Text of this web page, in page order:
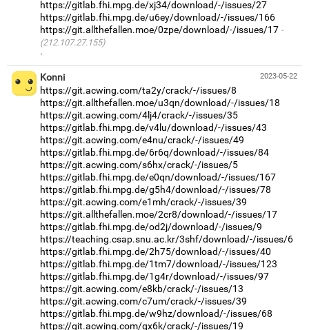
https://gitlab.fhi.mpg.de/xj34/download/-/issues/27
https://gitlab.fhi.mpg.de/u6ey/download/-/issues/166
https://git.allthefallen.moe/0zpe/download/-/issues/17
(212.107.27.155)
·
2023-05-22
Konni
https://git.acwing.com/ta2y/crack/-/issues/8
https://git.allthefallen.moe/u3qn/download/-/issues/18
https://git.acwing.com/4lj4/crack/-/issues/35
https://gitlab.fhi.mpg.de/v4lu/download/-/issues/43
https://git.acwing.com/e4nu/crack/-/issues/49
https://gitlab.fhi.mpg.de/6r6q/download/-/issues/84
https://git.acwing.com/s6hx/crack/-/issues/5
https://gitlab.fhi.mpg.de/e0qn/download/-/issues/167
https://gitlab.fhi.mpg.de/g5h4/download/-/issues/78
https://git.acwing.com/e1mh/crack/-/issues/39
https://git.allthefallen.moe/2cr8/download/-/issues/17
https://gitlab.fhi.mpg.de/od2j/download/-/issues/9
https://teaching.csap.snu.ac.kr/3shf/download/-/issues/6
https://gitlab.fhi.mpg.de/2h75/download/-/issues/40
https://gitlab.fhi.mpg.de/1tm7/download/-/issues/123
https://gitlab.fhi.mpg.de/1g4r/download/-/issues/97
https://git.acwing.com/e8kb/crack/-/issues/13
https://git.acwing.com/c7um/crack/-/issues/39
https://gitlab.fhi.mpg.de/w9hz/download/-/issues/68
https://git.acwing.com/qx6k/crack/-/issues/19